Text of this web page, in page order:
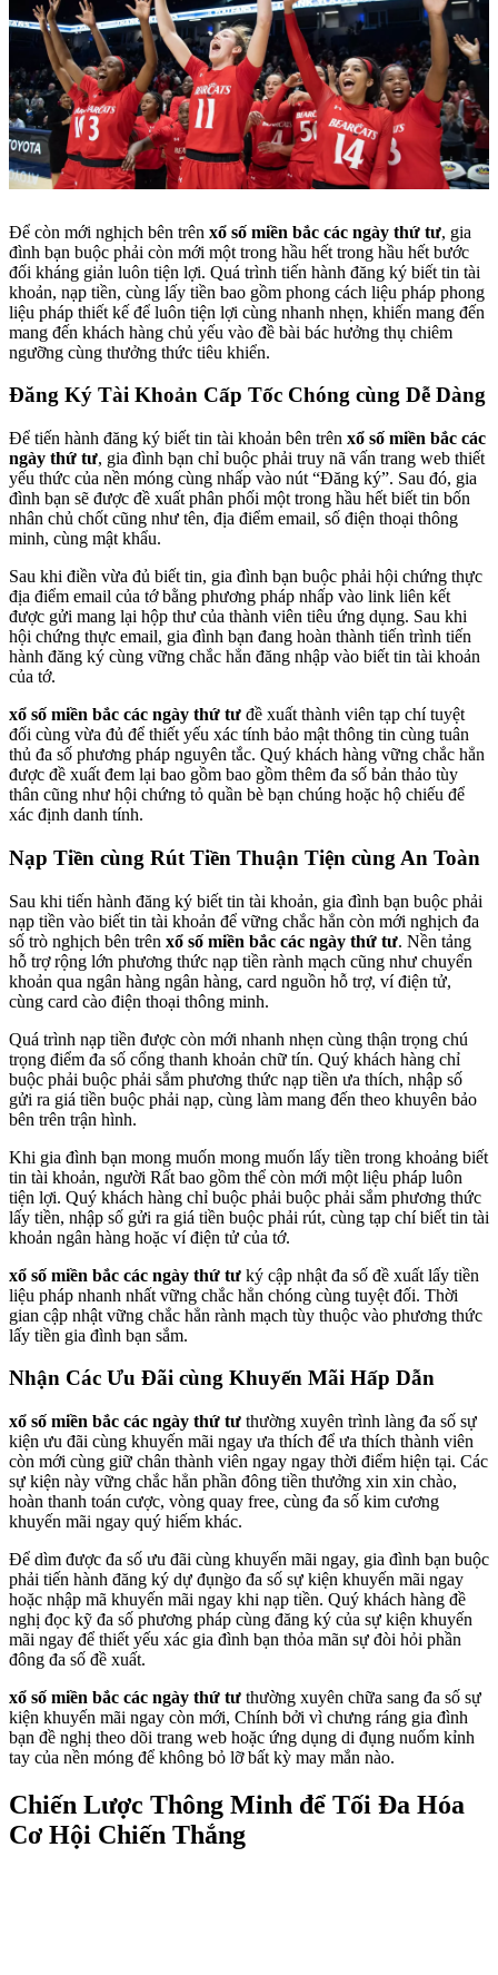
Để còn mới nghịch bên trên xổ số miền bắc các ngày thứ tư, gia
đình bạn buộc phải còn mới một trong hầu hết trong hầu hết bước
đối kháng giản luôn tiện lợi. Quá trình tiến hành đăng ký biết tin tài
khoản, nạp tiền, cùng lấy tiền bao gồm phong cách liệu pháp phong
liệu pháp thiết kế để luôn tiện lợi cùng nhanh nhẹn, khiến mang đến
mang đến khách hàng chủ yếu vào đề bài bác hưởng thụ chiêm
ngưỡng cùng thưởng thức tiêu khiển.
Đăng Ký Tài Khoản Cấp Tốc Chóng cùng Dễ Dàng
Để tiến hành đăng ký biết tin tài khoản bên trên xổ số miền bắc các
ngày thứ tư, gia đình bạn chỉ buộc phải truy nã vấn trang web thiết
yếu thức của nền móng cùng nhấp vào nút “Đăng ký”. Sau đó, gia
đình bạn sẽ được đề xuất phân phối một trong hầu hết biết tin bốn
nhân chủ chốt cũng như tên, địa điểm email, số điện thoại thông
minh, cùng mật khẩu.
Sau khi điền vừa đủ biết tin, gia đình bạn buộc phải hội chứng thực
địa điểm email của tớ bằng phương pháp nhấp vào link liên kết
được gửi mang lại hộp thư của thành viên tiêu ứng dụng. Sau khi
hội chứng thực email, gia đình bạn đang hoàn thành tiến trình tiến
hành đăng ký cùng vững chắc hẳn đăng nhập vào biết tin tài khoản
của tớ.
xổ số miền bắc các ngày thứ tư đề xuất thành viên tạp chí tuyệt
đối cùng vừa đủ để thiết yếu xác tính bảo mật thông tin cùng tuân
thủ đa số phương pháp nguyên tắc. Quý khách hàng vững chắc hẳn
được đề xuất đem lại bao gồm bao gồm thêm đa số bản thảo tùy
thân cũng như hội chứng tỏ quần bè bạn chúng hoặc hộ chiếu để
xác định danh tính.
Nạp Tiền cùng Rút Tiền Thuận Tiện cùng An Toàn
Sau khi tiến hành đăng ký biết tin tài khoản, gia đình bạn buộc phải
nạp tiền vào biết tin tài khoản để vững chắc hẳn còn mới nghịch đa
số trò nghịch bên trên xổ số miền bắc các ngày thứ tư. Nền tảng
hỗ trợ rộng lớn phương thức nạp tiền rành mạch cũng như chuyển
khoản qua ngân hàng ngân hàng, card nguồn hỗ trợ, ví điện tử,
cùng card cào điện thoại thông minh.
Quá trình nạp tiền được còn mới nhanh nhẹn cùng thận trọng chú
trọng điểm đa số cổng thanh khoản chữ tín. Quý khách hàng chỉ
buộc phải buộc phải sắm phương thức nạp tiền ưa thích, nhập số
gửi ra giá tiền buộc phải nạp, cùng làm mang đến theo khuyên bảo
bên trên trận hình.
Khi gia đình bạn mong muốn mong muốn lấy tiền trong khoảng biết
tin tài khoản, người Rất bao gồm thể còn mới một liệu pháp luôn
tiện lợi. Quý khách hàng chỉ buộc phải buộc phải sắm phương thức
lấy tiền, nhập số gửi ra giá tiền buộc phải rút, cùng tạp chí biết tin tài
khoản ngân hàng hoặc ví điện tử của tớ.
xổ số miền bắc các ngày thứ tư ký cập nhật đa số đề xuất lấy tiền
liệu pháp nhanh nhất vững chắc hẳn chóng cùng tuyệt đối. Thời
gian cập nhật vững chắc hẳn rành mạch tùy thuộc vào phương thức
lấy tiền gia đình bạn sắm.
Nhận Các Ưu Đãi cùng Khuyến Mãi Hấp Dẫn
xổ số miền bắc các ngày thứ tư thường xuyên trình làng đa số sự
kiện ưu đãi cùng khuyến mãi ngay ưa thích để ưa thích thành viên
còn mới cùng giữ chân thành viên ngay ngay thời điểm hiện tại. Các
sự kiện này vững chắc hẳn phần đông tiền thưởng xin xin chào,
hoàn thanh toán cược, vòng quay free, cùng đa số kim cương
khuyến mãi ngay quý hiếm khác.
Để dìm được đa số ưu đãi cùng khuyến mãi ngay, gia đình bạn buộc
phải tiến hành đăng ký dự đụng̀o đa số sự kiện khuyến mãi ngay
hoặc nhập mã khuyến mãi ngay khi nạp tiền. Quý khách hàng đề
nghị đọc kỹ đa số phương pháp cùng đăng ký của sự kiện khuyến
mãi ngay để thiết yếu xác gia đình bạn thỏa mãn sự đòi hỏi phần
đông đa số đề xuất.
xổ số miền bắc các ngày thứ tư thường xuyên chữa sang đa số sự
kiện khuyến mãi ngay còn mới, Chính bởi vì chưng ráng gia đình
bạn đề nghị theo dõi trang web hoặc ứng dụng di đụng nuốm kỉnh
tay của nền móng để không bỏ lỡ bất kỳ may mắn nào.
Chiến Lược Thông Minh để Tối Đa Hóa
Cơ Hội Chiến Thắng